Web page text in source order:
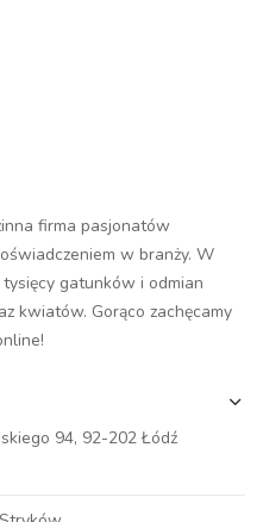
firma pasjonatów
w branży. W
gatunków i odmian
kwiatów. Gorąco zachęcamy
!
94, 92-202 Łódź